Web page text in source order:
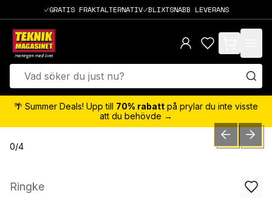
GRATIS FRAKTALTERNATIV BLIXTSNABB LEVERANS
items in cart,
🌴 Summer Deals! Upp till 70% rabatt på prylar du inte visste
att du behövde →
0/4 PREVIOUSNEXT
Ringke